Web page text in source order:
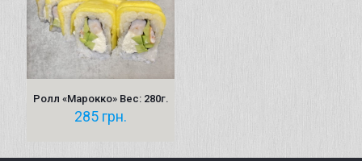
Ролл «Марокко» Вес: 280г.
285 грн.